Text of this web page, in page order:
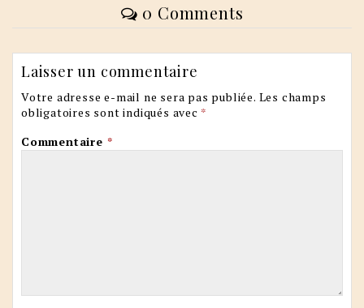
0 Comments
Laisser un commentaire
Votre adresse e-mail ne sera pas publiée. Les champs
obligatoires sont indiqués avec *
Commentaire *